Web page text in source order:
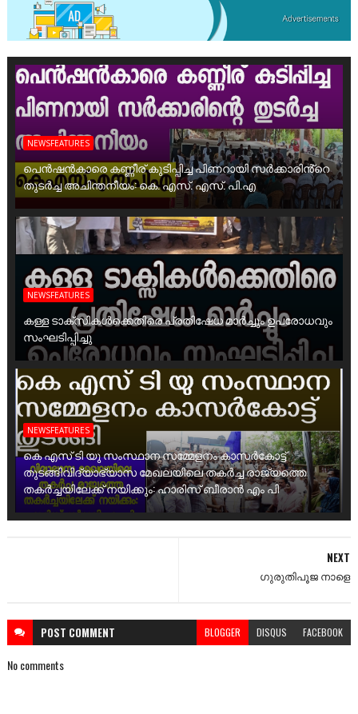
NEWSFEATURES
പെൻഷൻകാരെ കണ്ണീര് കുടിപ്പിച്ച പിണറായി സർക്കാരിൻ്റെ
തുടർച്ച അചിന്തനീയം: കെ. എസ്. എസ്. പി.എ
NEWSFEATURES
കള്ള ടാക്സികൾക്കെതിരെ പ്രതിഷേധ മാർച്ചും ഉപരോധവും
സംഘടിപ്പിച്ചു
NEWSFEATURES
കെ എസ് ടി യു സംസ്ഥാന സമ്മേളനം കാസർകോട്ട്
തുടങ്ങിവിദ്യാഭ്യാസ മേഖലയിലെ തകർച്ച രാജ്യത്തെ
തകർച്ചയിലേക്ക് നയിക്കും: ഹാരിസ് ബീരാൻ എം പി
NEXT
ഗുരുതിപൂജ നാളെ
POST COMMENT BLOGGER DISQUS FACEBOOK
No comments